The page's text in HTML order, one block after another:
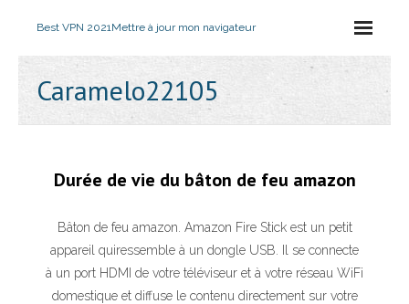
Best VPN 2021Mettre à jour mon navigateur
Caramelo22105
Durée de vie du bâton de feu amazon
Bâton de feu amazon. Amazon Fire Stick est un petit
appareil quiressemble à un dongle USB. Il se connecte
à un port HDMI de votre téléviseur et à votre réseau WiFi
domestique et diffuse le contenu directement sur votre